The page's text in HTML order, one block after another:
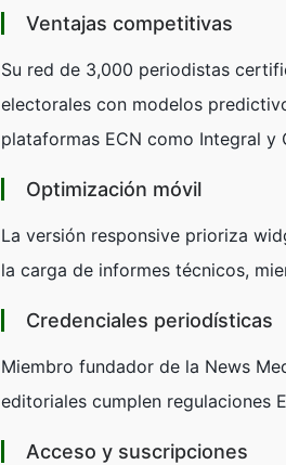
Ventajas competitivas
Su red de 3,000 periodistas
electorales con modelos
plataformas ECN como Integral y
Optimización móvil
La versión responsive prioriza
la carga de informes técnicos,
Credenciales periodísticas
Miembro fundador de la News
editoriales cumplen regulaciones
Acceso y suscripciones